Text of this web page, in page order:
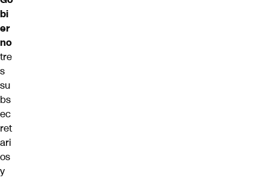
bi
er
no
tre
s
su
bs
ec
ret
ari
os
y